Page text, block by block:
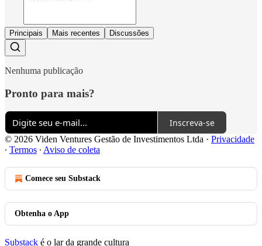
Principais Mais recentes Discussões
Nenhuma publicação
Pronto para mais?
Inscreva-se
© 2026 Viden Ventures Gestão de Investimentos Ltda · Privacidade
∙ Termos ∙ Aviso de coleta
Comece seu Substack
Obtenha o App
Substack é o lar da grande cultura